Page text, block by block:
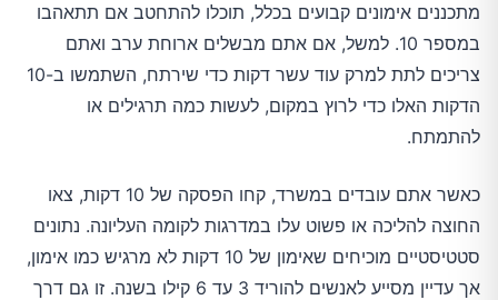
מתכננים אימונים קבועים בכלל, תוכלו להתחטב אם תתאהבו
במספר 10. למשל, אם אתם מבשלים ארוחת ערב ואתם
צריכים לתת למרק עוד עשר דקות כדי שירתח, השתמשו ב-10
הדקות האלו כדי לרוץ במקום, לעשות כמה תרגילים או
להתמתח.
כאשר אתם עובדים במשרד, קחו הפסקה של 10 דקות, צאו
החוצה להליכה או פשוט עלו במדרגות לקומה העליונה. נתונים
סטטיסטיים מוכיחים שאימון של 10 דקות לא מרגיש כמו אימון,
אך עדיין מסייע לאנשים להוריד 3 עד 6 קילו בשנה. זו גם דרך